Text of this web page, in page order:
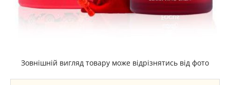
Зовнішній вигляд товару може відрізнятись від фото